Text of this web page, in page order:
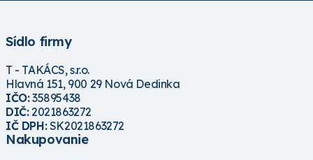
Sídlo firmy
T - TAKÁCS, s.r.o.
Hlavná 151, 900 29 Nová Dedinka
IČO:35895438
DIČ:2021863272
IČ DPH:SK2021863272
Nakupovanie